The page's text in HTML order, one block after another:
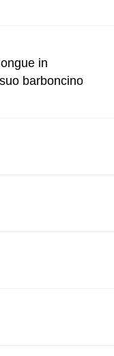
in
barboncino